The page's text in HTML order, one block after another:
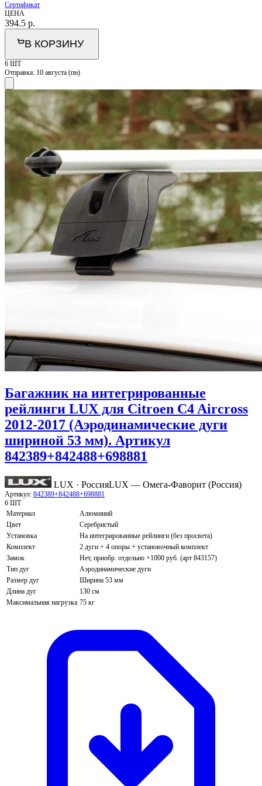
Сертификат
ЦЕНА
394.5 р.
В КОРЗИНУ
6 ШТ
Отправка: 10 августа (пн)
Багажник на интегрированные
рейлинги LUX для Citroen C4 Aircross
2012-2017 (Аэродинамические дуги
шириной 53 мм). Артикул
842389+842488+698881
LUX · РоссияLUX — Омега-Фаворит (Россия)
Артикул: 842389+842488+698881
6 ШТ
Материал
Алюминий
Цвет
Серебристый
Установка
На интегрированные рейлинги (без просвета)
Комплект
2 дуги + 4 опоры + установочный комплект
Замок
Нет, приобр. отдельно +1000 руб. (арт 843157)
Тип дуг
Аэродинамические дуги
Размер дуг
Ширина 53 мм
Длина дуг
130 см
Максимальная нагрузка 75 кг